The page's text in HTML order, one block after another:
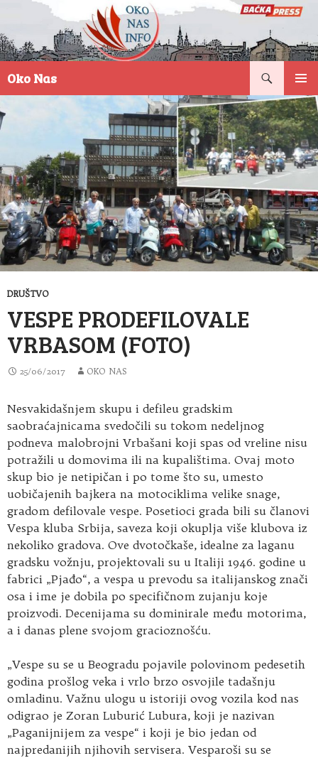
Oko Nas
DRUŠTVO
VESPE PRODEFILOVALE
VRBASOM (FOTO)
25/06/2017 OKO NAS
Nesvakidašnjem skupu i defileu gradskim
saobraćajnicama svedočili su tokom nedeljnog
podneva malobrojni Vrbašani koji spas od vreline nisu
potražili u domovima ili na kupalištima. Ovaj moto
skup bio je netipičan i po tome što su, umesto
uobičajenih bajkera na motociklima velike snage,
gradom defilovale vespe. Posetioci grada bili su članovi
Vespa kluba Srbija, saveza koji okuplja više klubova iz
nekoliko gradova. Ove dvotočkaše, idealne za laganu
gradsku vožnju, projektovali su u Italiji 1946. godine u
fabrici „Pjađo“, a vespa u prevodu sa italijanskog znači
osa i ime je dobila po specifičnom zujanju koje
proizvodi. Decenijama su dominirale među motorima,
a i danas plene svojom gracioznošću.
„Vespe su se u Beogradu pojavile polovinom pedesetih
godina prošlog veka i vrlo brzo osvojile tadašnju
omladinu. Važnu ulogu u istoriji ovog vozila kod nas
odigrao je Zoran Luburić Lubura, koji je nazivan
„Paganijnijem za vespe“ i koji je bio jedan od
najpredanijih njihovih servisera. Vesparoši su se